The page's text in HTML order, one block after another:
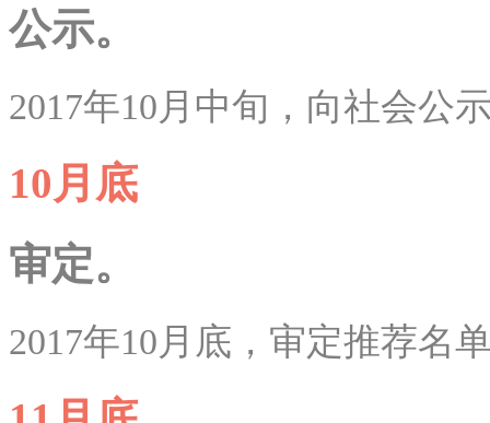
公示。
2017年10月中旬，向社会公
10月底
审定。
2017年10月底，审定推荐名